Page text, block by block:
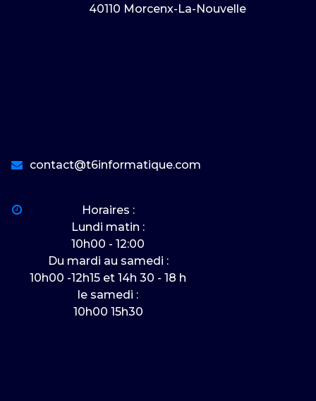
40110 Morcenx-La-Nouvelle
contact@t6informatique.com
Horaires :
Lundi matin :
10h00 - 12:00
Du mardi au samedi :
10h00 -12h15 et 14h 30 - 18 h
le samedi :
10h00 15h30